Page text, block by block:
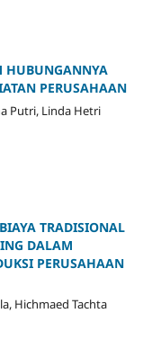
HUBUNGANNYA
PERUSAHAAN
Putri, Linda Hetri
TRADISIONAL
DALAM
PERUSAHAAN
Hichmaed Tachta